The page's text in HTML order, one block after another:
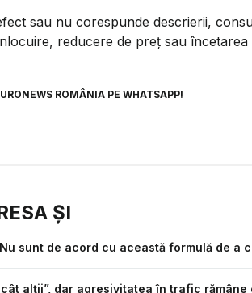
sau nu corespunde descrierii,
reducere de preț sau
ROMÂNIA PE WHATSAPP!
ȘI
sunt de acord cu această formulă de
alții”, dar agresivitatea în trafic